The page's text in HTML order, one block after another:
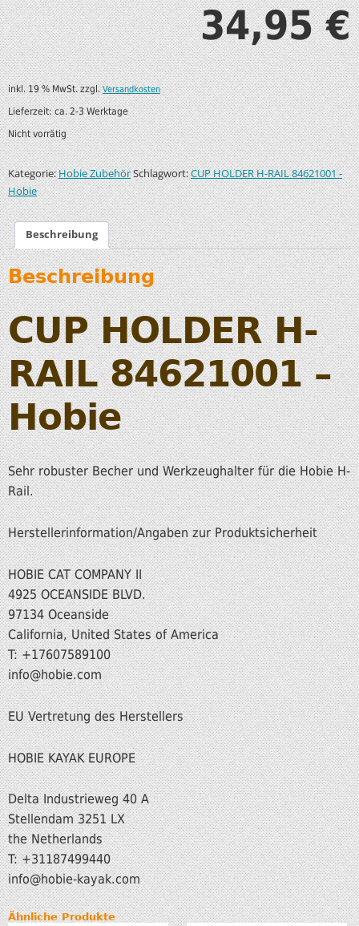
34,95€
inkl. 19 % MwSt. zzgl.Versandkosten
Lieferzeit:ca. 2-3 Werktage
Nicht vorrätig
Kategorie:Hobie ZubehörSchlagwort:CUP HOLDER H-RAIL 84621001 -
Hobie
Beschreibung
Beschreibung
CUP HOLDER H-
RAIL 84621001 –
Hobie
Sehr robuster Becher und Werkzeughalter für die Hobie H-
Rail.
Herstellerinformation/Angaben zur Produktsicherheit
HOBIE CAT COMPANY II
4925 OCEANSIDE BLVD.
97134 Oceanside
California, United States of America
T: +17607589100
info@hobie.com
EU Vertretung des Herstellers
HOBIE KAYAK EUROPE
Delta Industrieweg 40 A
Stellendam 3251 LX
the Netherlands
T: +31187499440
info@hobie-kayak.com
Ähnliche Produkte